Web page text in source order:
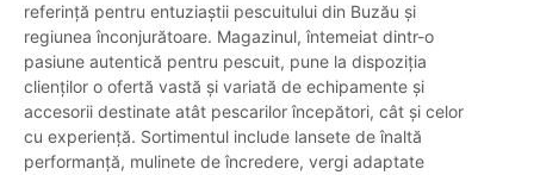
referință pentru entuziaștii pescuitului din Buzău și
regiunea înconjurătoare. Magazinul, întemeiat dintr-o
pasiune autentică pentru pescuit, pune la dispoziția
clienților o ofertă vastă și variată de echipamente și
accesorii destinate atât pescarilor începători, cât și celor
cu experiență. Sortimentul include lansete de înaltă
performanță, mulinete de încredere, vergi adaptate